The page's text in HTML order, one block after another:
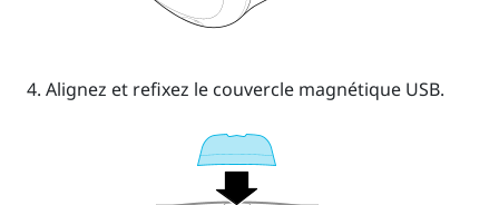
Alignez et refixez le couvercle magnétique USB.